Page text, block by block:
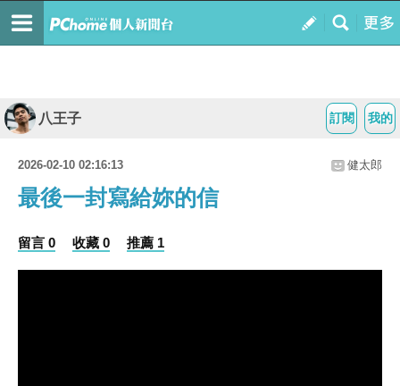
我的
訂閱
八王子
2026-02-10 02:16:13 健太郎
最後一封寫給妳的信
留言 0 收藏 0 推薦 1